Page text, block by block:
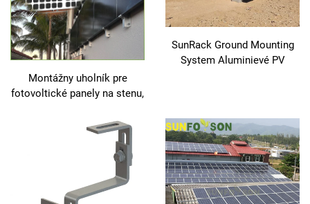
Montážny uholník pre
fotovoltické panely na stenu,
stenová obkladová sústava,
inštalácia solárneho modulu
SunRack Ground Mounting
System Aluminievé PV